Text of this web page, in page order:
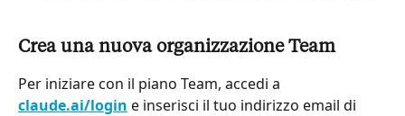
Crea una nuova organizzazione Team
Per iniziare con il piano Team, accedi a
claude.ai/login e inserisci il tuo indirizzo email di